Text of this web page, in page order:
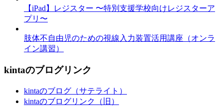
【iPad】レジスター 〜特別支援学校向けレジスターア
プリ〜
肢体不自由児のための視線入力装置活用講座（オンラ
イン講習）
kintaのブログリンク
kintaのブログ（サテライト）
kintaのブログリンク（旧）